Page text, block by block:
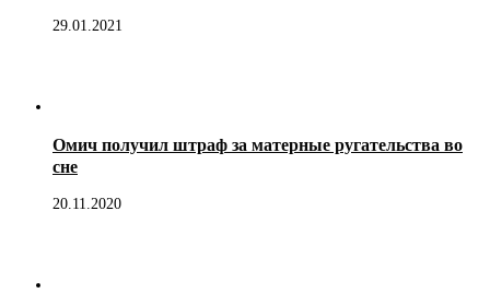
29.01.2021
Омич получил штраф за матерные ругательства во
сне
20.11.2020